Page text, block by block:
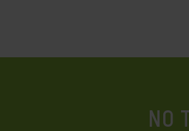
NO